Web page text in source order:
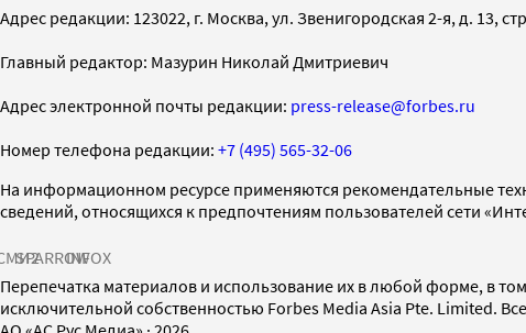
Адрес редакции: 123022, г. Москва, ул. Звенигородская 2-я, д. 13,
Главный редактор: Мазурин Николай Дмитриевич
Адрес электронной почты редакции: press-release@forbes.ru
Номер телефона редакции: +7 (495) 565-32-06
На информационном ресурсе применяются рекомендательные
сведений, относящихся к предпочтениям пользователей сети
SPARROWINFOX
Перепечатка материалов и использование их в любой форме, в
исключительной собственностью Forbes Media Asia Pte. Limited.